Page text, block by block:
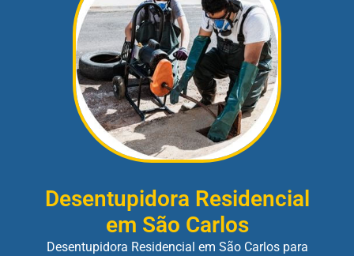
Desentupidora Residencial
em São Carlos
Desentupidora Residencial em São Carlos para